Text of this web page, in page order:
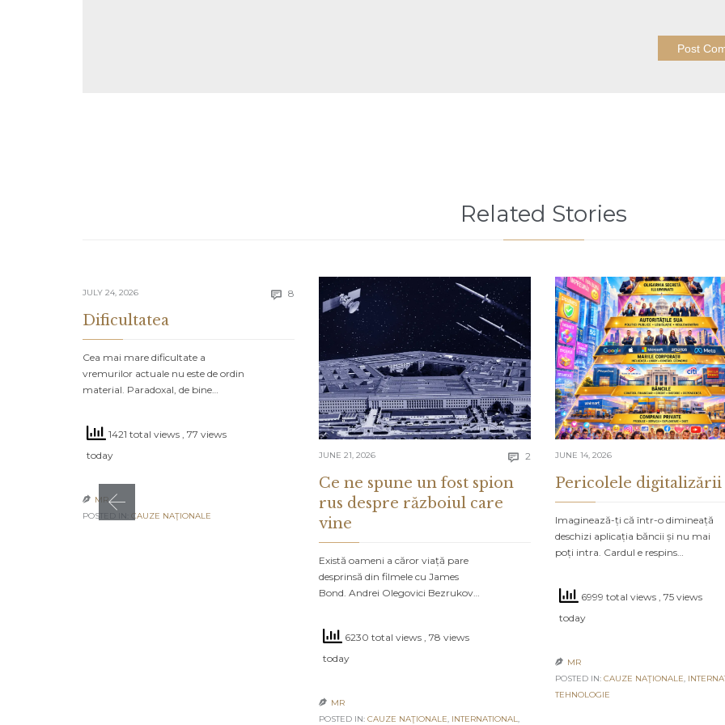
Related Stories
JULY 24, 2026  8 Comments
Dificultatea
Cea mai mare dificultate a
vremurilor actuale nu este de ordin
material. Paradoxal, de bine…
1421 total views , 77 views
today
 MR
POSTED IN: CAUZE NAŢIONALE
JUNE 21, 2026  2 Comments
Ce ne spune un fost spion
rus despre războiul care
vine
Există oameni a căror viață pare
desprinsă din filmele cu James
Bond. Andrei Olegovici Bezrukov…
6230 total views , 78 views
today
 MR
POSTED IN: CAUZE NAŢIONALE, INTERNATIONAL,
JUNE 14, 2026
Pericolele digitalizării
Imaginează-ți că într-o dimineață
deschizi aplicația băncii și nu mai
poți intra. Cardul e respins…
6999 total views , 75 views
today
 MR
POSTED IN: CAUZE NAŢIONALE,
TEHNOLOGIE